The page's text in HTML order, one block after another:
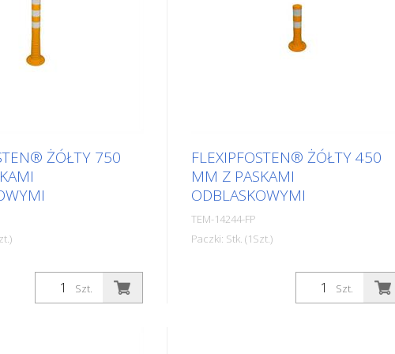
ŻÓŁTY 750
mm Materiał: PUR
mm Masa: 1,32 kg
3 paski odblaskowe (bez
Szt.
FLEXIPFOSTEN® ŻÓŁTY 450
MM Z PASKAMI
ODBLASKOWYMI
TEM-14244-FP
Paczki: Stk. (1Szt.)
średnica: 80 mm Materiał: PUR
wysokość: 450 mm Masa: 0,93 kg
Kolor: żółty 2 paski odblaskowe (bez
Szt.